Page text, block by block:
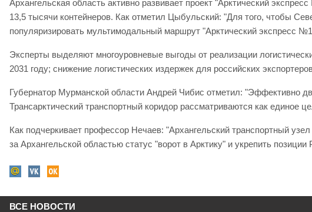
Архангельская область активно развивает проект "Арктический
13,5 тысячи контейнеров. Как отметил Цыбульский: "Для того, чтобы
популяризировать мультимодальный маршрут "Арктический экспресс
Эксперты выделяют многоуровневые выгоды от реализации
2031 году; снижение логистических издержек для российских
Губернатор Мурманской области Андрей Чибис отметил: "Эффективно
Трансарктический транспортный коридор рассматриваются как единое
Как подчеркивает профессор Нечаев: "Архангельский транспортный
за Архангельской областью статус "ворот в Арктику" и укрепить
ВСЕ НОВОСТИ